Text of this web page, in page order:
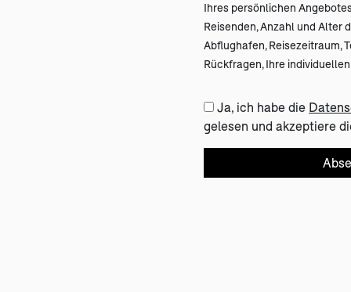
Ihres persönlichen
Reisenden, Anzahl und Alter
Abflughafen, Reisezeitraum,
Rückfragen, Ihre
Ja, ich habe die
gelesen und akzeptiere